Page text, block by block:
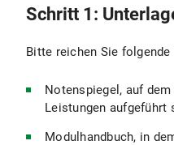
Schritt 1:
Bitte reichen Sie
Notenspiegel, auf
Leistungen aufgeführt
Modulhandbuch, in